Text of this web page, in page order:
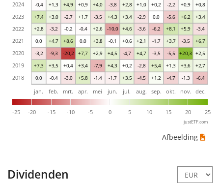
0,0 -0,4 -3,0 +5,8 -1,4 -1,7 +3,5 -4,5 +1,2 -4,7 -1,3 -6,4
+7,3 +3,5 +0,4 +3,4 -7,9 +4,3 +0,2 -2,8 +5,4 +1,3 +3,6 +2,7
-3,2 -9,3 -20,2 +7,7 +2,9 +4,5 -4,7 +4,7 -3,5 -5,5 +20,3 +2,5
0,0 +4,7 +8,6 0,0 +3,8 -0,1 +0,6 +2,1 -1,7 +3,7 -3,5 +6,7
+2,8 -3,2 -0,2 -0,4 +2,6 -10,0 +4,6 -3,6 -6,2 +8,1 +5,9 -3,4
+7,4 +3,0 -2,7 +1,7 -3,5 +4,3 +3,4 -2,9 0,0 -5,6 +6,2 +3,4
-0,4 +1,3 +4,9 +0,9 +4,0 -3,8 +2,8 +1,0 +0,2 -2,2 +0,9 +0,8
-25 -20 -15 -10 -5 0 5 10 15 20 25
jan. feb. mrt. apr. mei jun. jul. aug. sep. okt. nov. dec.
2018
2019
2020
2021
2022
2023
2024
justETF.com
Afbeelding
Dividenden